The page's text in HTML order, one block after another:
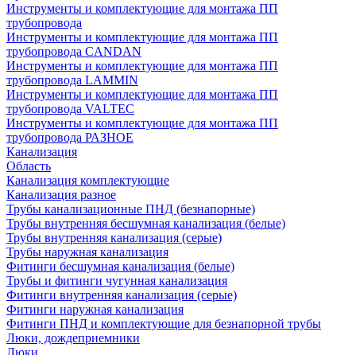
Инструменты и комплектующие для монтажа ПП
трубопровода
Инструменты и комплектующие для монтажа ПП
трубопровода CANDAN
Инструменты и комплектующие для монтажа ПП
трубопровода LAMMIN
Инструменты и комплектующие для монтажа ПП
трубопровода VALTEC
Инструменты и комплектующие для монтажа ПП
трубопровода РАЗНОЕ
Канализация
Область
Канализация комплектующие
Канализация разное
Трубы канализационные ПНД (безнапорные)
Трубы внутренняя бесшумная канализация (белые)
Трубы внутренняя канализация (серые)
Трубы наружная канализация
Фитинги бесшумная канализация (белые)
Трубы и фитинги чугунная канализация
Фитинги внутренняя канализация (серые)
Фитинги наружная канализация
Фитинги ПНД и комплектующие для безнапорной трубы
Люки, дождеприемники
Люки